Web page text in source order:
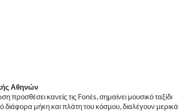
Αθηνών
κανείς τις Fonέs, σημαίνει μουσικό ταξίδι
μήκη και πλάτη του κόσμου, διαλέγουν μερικά